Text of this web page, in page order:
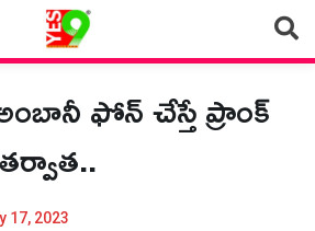
ఫోన్ చేస్తే ప్రాంక్
17, 2023